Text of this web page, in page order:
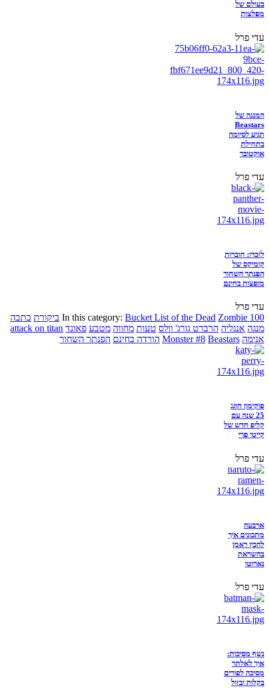
בעולם של
מפלצות
עדי פרל
המנגה של
Beastars
תגיע לסיומה
בתחילת
אוקטובר
עדי פרל
לזכרו: חוברות
קומיקס של
הפנתר השחור
מופצות בחינם
עדי פרל
In this category: Bucket List of the Dead Zombie 100 ביקורת כתבה
מנגה אנגליה הרברט גורג' וולס טעות מחווה מטבע פאונד attack on titan
אנימה
Monster #8 Beastars הורדה בחינם הפנתר השחור
פוקימון חוגג
25 שנה עם
קליפ חדש של
קייטי פרי
עדי פרל
ארבעה
מתכונים איך
להכין ראמן
בהשראת
נארוטו
עדי פרל
נשף מסיכות:
איך לאלתר
מסיכה לפורים
בקלות ובזול